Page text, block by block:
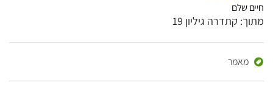
חיים שלם
מתוך: קתדרה גיליון 19
מאמר